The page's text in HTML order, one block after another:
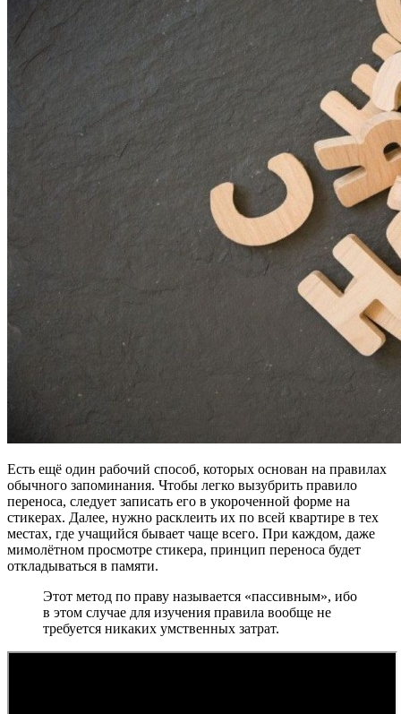
Есть ещё один рабочий способ, которых основан на правилах
обычного запоминания. Чтобы легко вызубрить правило
переноса, следует записать его в укороченной форме на
стикерах. Далее, нужно расклеить их по всей квартире в тех
местах, где учащийся бывает чаще всего. При каждом, даже
мимолётном просмотре стикера, принцип переноса будет
откладываться в памяти.
Этот метод по праву называется «пассивным», ибо
в этом случае для изучения правила вообще не
требуется никаких умственных затрат.